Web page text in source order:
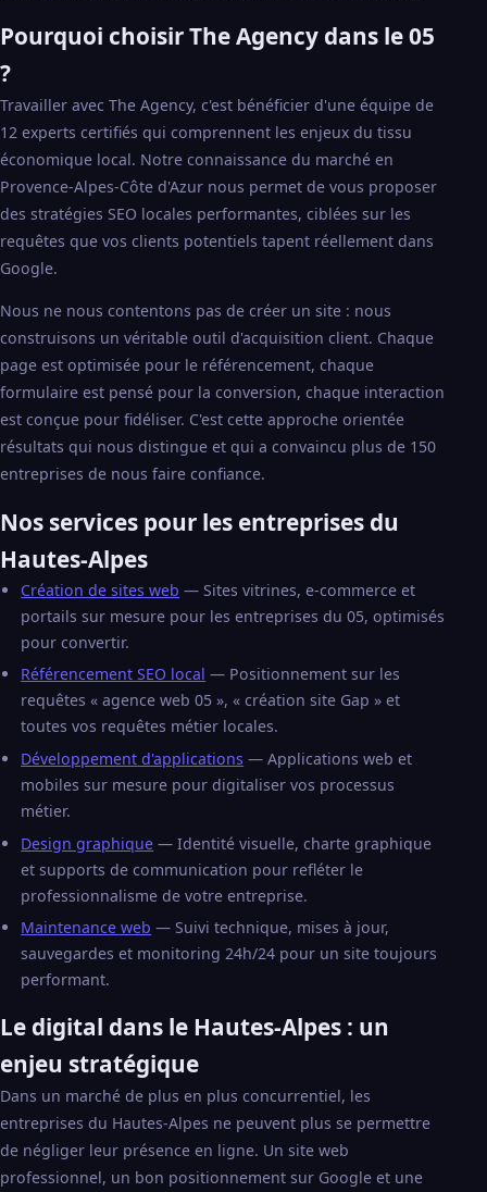
Pourquoi choisir The Agency dans le 05
?
Travailler avec The Agency, c'est bénéficier d'une équipe de
12 experts certifiés qui comprennent les enjeux du tissu
économique local. Notre connaissance du marché en
Provence-Alpes-Côte d'Azur nous permet de vous proposer
des stratégies SEO locales performantes, ciblées sur les
requêtes que vos clients potentiels tapent réellement dans
Google.
Nous ne nous contentons pas de créer un site : nous
construisons un véritable outil d'acquisition client. Chaque
page est optimisée pour le référencement, chaque
formulaire est pensé pour la conversion, chaque interaction
est conçue pour fidéliser. C'est cette approche orientée
résultats qui nous distingue et qui a convaincu plus de 150
entreprises de nous faire confiance.
Nos services pour les entreprises du
Hautes-Alpes
Création de sites web — Sites vitrines, e-commerce et
portails sur mesure pour les entreprises du 05, optimisés
pour convertir.
Référencement SEO local — Positionnement sur les
requêtes « agence web 05 », « création site Gap » et
toutes vos requêtes métier locales.
Développement d'applications — Applications web et
mobiles sur mesure pour digitaliser vos processus
métier.
Design graphique — Identité visuelle, charte graphique
et supports de communication pour refléter le
professionnalisme de votre entreprise.
Maintenance web — Suivi technique, mises à jour,
sauvegardes et monitoring 24h/24 pour un site toujours
performant.
Le digital dans le Hautes-Alpes : un
enjeu stratégique
Dans un marché de plus en plus concurrentiel, les
entreprises du Hautes-Alpes ne peuvent plus se permettre
de négliger leur présence en ligne. Un site web
professionnel, un bon positionnement sur Google et une